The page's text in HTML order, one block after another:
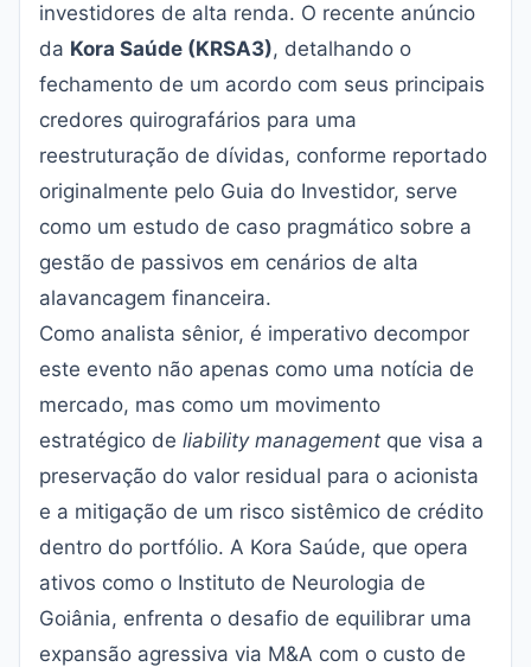
investidores de alta renda. O recente anúncio
da Kora Saúde (KRSA3), detalhando o
fechamento de um acordo com seus principais
credores quirografários para uma
reestruturação de dívidas, conforme reportado
originalmente pelo Guia do Investidor, serve
como um estudo de caso pragmático sobre a
gestão de passivos em cenários de alta
alavancagem financeira.
Como analista sênior, é imperativo decompor
este evento não apenas como uma notícia de
mercado, mas como um movimento
estratégico de liability management que visa a
preservação do valor residual para o acionista
e a mitigação de um risco sistêmico de crédito
dentro do portfólio. A Kora Saúde, que opera
ativos como o Instituto de Neurologia de
Goiânia, enfrenta o desafio de equilibrar uma
expansão agressiva via M&A com o custo de